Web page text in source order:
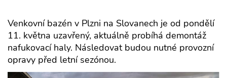
Venkovní bazén v Plzni na Slovanech je od pondělí
11. května uzavřený, aktuálně probíhá demontáž
nafukovací haly. Následovat budou nutné provozní
opravy před letní sezónou.